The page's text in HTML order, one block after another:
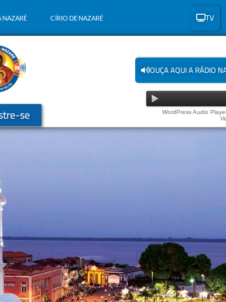
NAZARÉ CÍRIO DE NAZARÉ TV
se
OUÇA AQUI A RÁDIO
WordPress Audio